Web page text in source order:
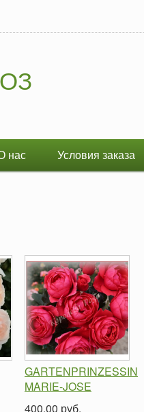
нас Условия заказа
GARTENPRINZESSIN
MARIE-JOSE
400,00 руб.